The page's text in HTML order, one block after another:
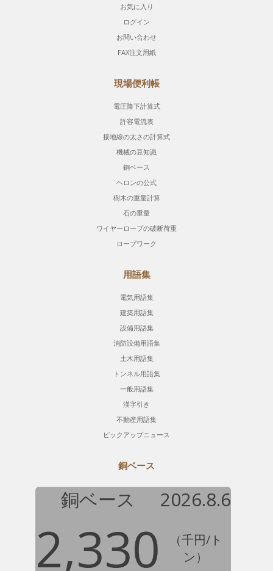
お気に入り
ログイン
お問い合わせ
FAX注文用紙
現場便利帳
電圧降下計算式
許容電流表
接地線の太さの計算式
機械の豆知識
銅ベース
ヘロンの公式
樹木の重量計算
石の重量
ワイヤーロープの破断荷重
ロープワーク
用語集
電気用語集
建築用語集
設備用語集
消防設備用語集
土木用語集
トンネル用語集
一般用語集
漢字引き
不動産用語集
ピックアップニュース
銅ベース
銅ベース 2026.8.6
2,330
（千円/ト
ン）